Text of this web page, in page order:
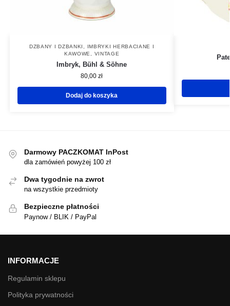
DZBANY I DZBANKI
IMBRYKI HERBACIANE I
KAWOWE
VINTAGE
Imbryk, Bühl & Söhne
80,00zł
Dodaj do koszyka
Darmowy PACZKOMAT InPost
dla zamówień powyżej 100 zł
Dwa tygodnie na zwrot
na wszystkie przedmioty
Bezpieczne płatności
Paynow / BLIK / PayPal
INFORMACJE
Regulamin sklepu
Polityka prywatności